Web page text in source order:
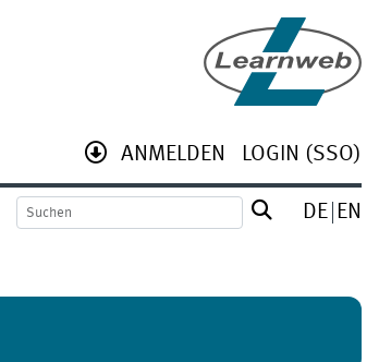
ANMELDEN LOGIN (SSO)
DE EN